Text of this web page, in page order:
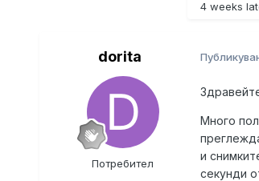
4 weeks
dorita
Потребител
Много
и
секунди